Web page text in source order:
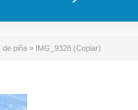
de piña » IMG_9328 (Copiar)